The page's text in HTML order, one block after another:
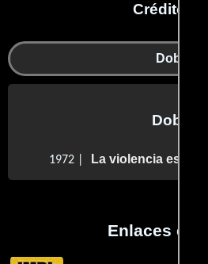
Créditos
Dobles
Dobles
1972 | La violencia está
Enlaces